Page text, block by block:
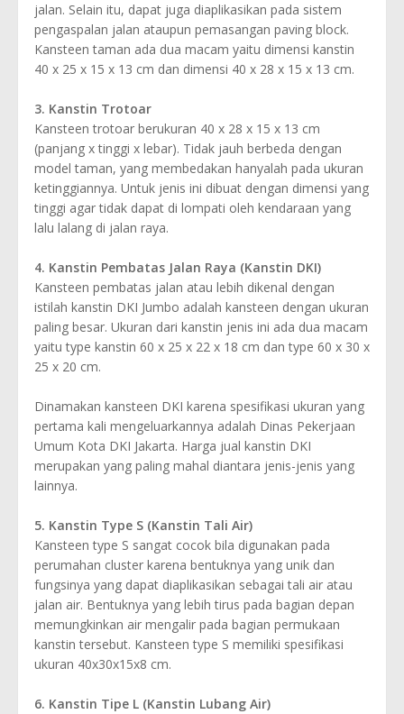
jalan. Selain itu, dapat juga diaplikasikan pada sistem
pengaspalan jalan ataupun pemasangan paving block.
Kansteen taman ada dua macam yaitu dimensi kanstin
40 x 25 x 15 x 13 cm dan dimensi 40 x 28 x 15 x 13 cm.
3. Kanstin Trotoar
Kansteen trotoar berukuran 40 x 28 x 15 x 13 cm
(panjang x tinggi x lebar). Tidak jauh berbeda dengan
model taman, yang membedakan hanyalah pada ukuran
ketinggiannya. Untuk jenis ini dibuat dengan dimensi yang
tinggi agar tidak dapat di lompati oleh kendaraan yang
lalu lalang di jalan raya.
4. Kanstin Pembatas Jalan Raya (Kanstin DKI)
Kansteen pembatas jalan atau lebih dikenal dengan
istilah kanstin DKI Jumbo adalah kansteen dengan ukuran
paling besar. Ukuran dari kanstin jenis ini ada dua macam
yaitu type kanstin 60 x 25 x 22 x 18 cm dan type 60 x 30 x
25 x 20 cm.
Dinamakan kansteen DKI karena spesifikasi ukuran yang
pertama kali mengeluarkannya adalah Dinas Pekerjaan
Umum Kota DKI Jakarta. Harga jual kanstin DKI
merupakan yang paling mahal diantara jenis-jenis yang
lainnya.
5. Kanstin Type S (Kanstin Tali Air)
Kansteen type S sangat cocok bila digunakan pada
perumahan cluster karena bentuknya yang unik dan
fungsinya yang dapat diaplikasikan sebagai tali air atau
jalan air. Bentuknya yang lebih tirus pada bagian depan
memungkinkan air mengalir pada bagian permukaan
kanstin tersebut. Kansteen type S memiliki spesifikasi
ukuran 40x30x15x8 cm.
6. Kanstin Tipe L (Kanstin Lubang Air)